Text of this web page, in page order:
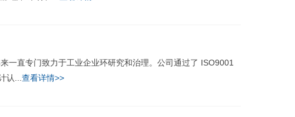
直专门致力于工业企业环研究和治理。公司通过了 ISO9001
认... 查看详情>>